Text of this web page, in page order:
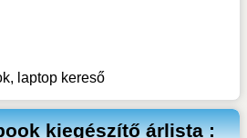
laptop kereső
kiegészítőárlista :